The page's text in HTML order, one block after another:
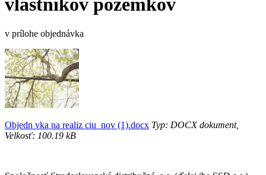
vlastníkov pozemkov
v prílohe objednávka
Objedn vka na realiz ciu_nov (1).docx Typ: DOCX dokument,
Velkosť: 100.19 kB